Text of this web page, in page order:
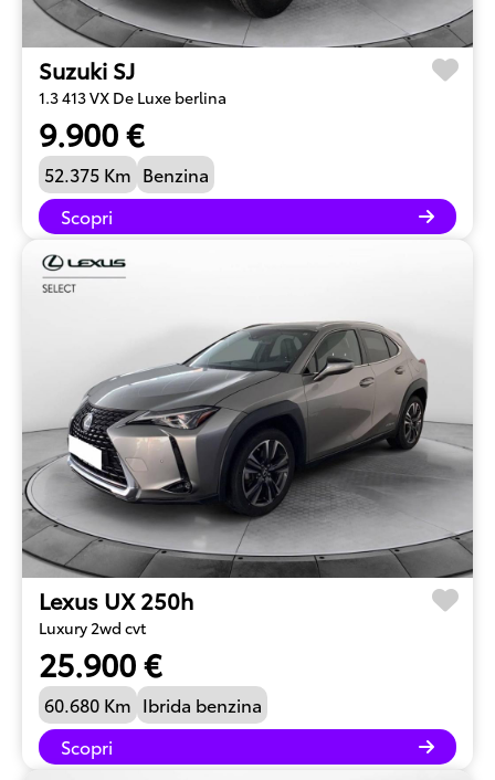
Suzuki SJ
1.3 413 VX De Luxe berlina
9.900 €
52.375 Km Benzina
Scopri
Lexus UX 250h
Luxury 2wd cvt
25.900 €
60.680 Km Ibrida benzina
Scopri